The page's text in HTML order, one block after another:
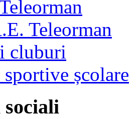
Teleorman
cluburi
școlare